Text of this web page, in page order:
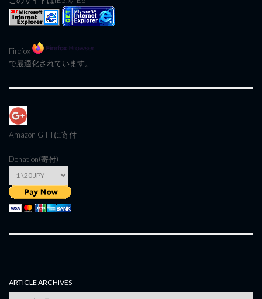
Firefox
で最適化されています。
Amazon GIFTに寄付
Donation(寄付)
ARTICLE ARCHIVES